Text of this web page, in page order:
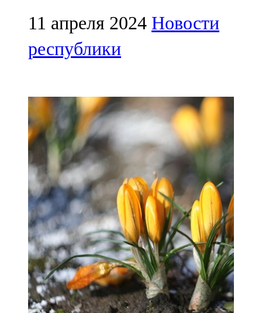
Лениногорский
102,1 FM
Мамадыш
106,2 FM
Минзәлә
107,3 FM
Мөслим
100,0 FM
Нурлат
104,7 FM
Олы Әтнә
71,42 FM
11 апреля 2024 Новости
республики